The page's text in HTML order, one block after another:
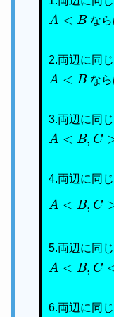
A
な
2.両辺に同
A
な
3.両辺に同
A C 0
4.両辺に同
A C 0
5.両辺に同
A C 0
6.両辺に同